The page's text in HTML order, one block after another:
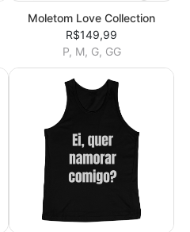
Moletom Love Collection
R$149,99
P, M, G, GG